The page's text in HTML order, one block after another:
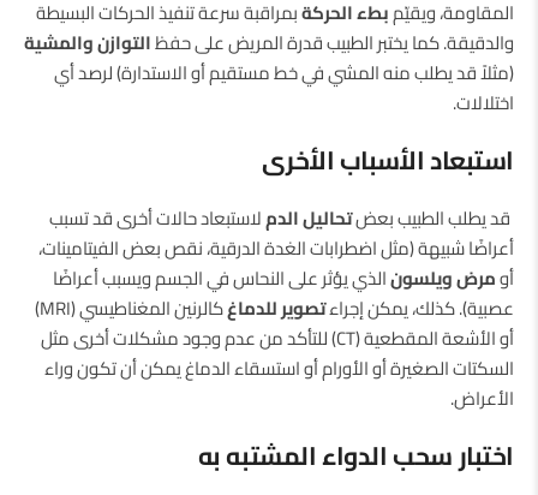
المقاومة، ويقيّمبطء الحركةبمراقبة سرعة تنفيذ الحركات البسيطة
والدقيقة. كما يختبر الطبيب قدرة المريض على حفظالتوازن والمشية
(مثلاً قد يطلب منه المشي في خط مستقيم أو الاستدارة) لرصد أي
اختلالات.
استبعاد الأسباب الأخرى
قد يطلب الطبيب بعضتحاليل الدملاستبعاد حالات أخرى قد تسبب
أعراضًا شبيهة (مثل اضطرابات الغدة الدرقية، نقص بعض الفيتامينات،
أومرض ويلسونالذي يؤثر على النحاس في الجسم ويسبب أعراضًا
عصبية). كذلك، يمكن إجراءتصوير للدماغ
كالرنين المغناطيسي (MRI)
أو الأشعة المقطعية (CT) للتأكد من عدم وجود مشكلات أخرى مثل
السكتات الصغيرة أو الأورام أو استسقاء الدماغ يمكن أن تكون وراء
الأعراض.
اختبار سحب الدواء المشتبه به